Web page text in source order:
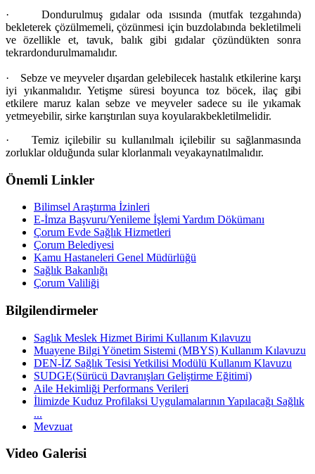
·
Dondurulmuş gıdalar oda ısısında (mutfak tezgahında)
bekleterek çözülmemeli, çözünmesi için buzdolabında bekletilmeli
veözellikle et, tavuk, balık gibi gıdalar çözündükten sonra
tekrardondurulmamalıdır.
· Sebzeve meyveler dışardan gelebilecek hastalık etkilerine karşı
iyi yıkanmalıdır. Yetişme süresi boyunca toz böcek, ilaç gibi
etkilere maruz kalan sebze ve meyveler sadece suile yıkamak
yetmeyebilir, sirke karıştırılan suya koyularakbekletilmelidir.
·
Temiz içilebilir su kullanılmalı içilebilir su sağlanmasında
zorluklar olduğunda sular klorlanmalı veyakaynatılmalıdır.
Önemli Linkler
Bilimsel Araştırma İzinleri
E-İmza Başvuru/Yenileme İşlemi Yardım Dökümanı
Çorum Evde Sağlık Hizmetleri
Çorum Belediyesi
Kamu Hastaneleri Genel Müdürlüğü
Sağlık Bakanlığı
Çorum Valiliği
Bilgilendirmeler
Saglık Meslek Hizmet Birimi Kullanım Kılavuzu
Muayene Bilgi Yönetim Sistemi (MBYS) Kullanım Kılavuzu
DEN-İZ Sağlık Tesisi Yetkilisi Modülü Kullanım Klavuzu
SUDGE(Sürücü Davranışları Geliştirme Eğitimi)
Aile Hekimliği Performans Verileri
İlimizde Kuduz Profilaksi Uygulamalarının Yapılacağı Sağlık
...
Mevzuat
Video Galerisi